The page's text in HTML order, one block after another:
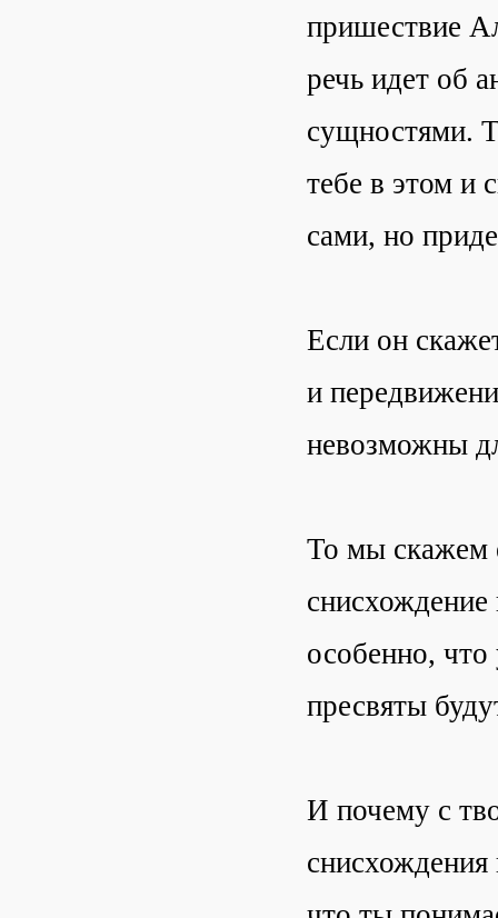
пришествие
речь идет об
сущностями.
тебе в этом и
сами, но
Если он
и
невозможны
То мы скажем
снисхождение
особенно,
пресвяты
И почему с
снисхождения